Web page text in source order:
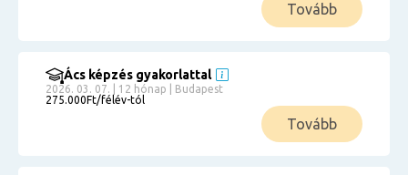
Tovább
Ács képzés gyakorlattal
2026. 03. 07. | 12 hónap | Budapest
275.000Ft/félév-tól
Tovább